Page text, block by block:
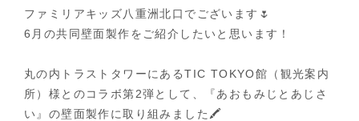
ファミリアキッズ八重洲北口でございます🌷
6月の共同壁面製作をご紹介したいと思います！
丸の内トラストタワーにあるTIC TOKYO館（観光案内
所）様とのコラボ第2弾として、『あおもみじとあじさ
い』の壁面製作に取り組みました🖍️